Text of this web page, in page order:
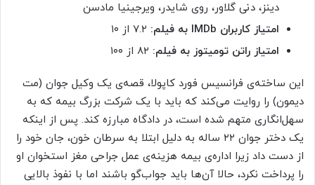
دینز، دنی گلاور، روی شایدر، ویرجینیا مادسن
امتیاز کاربران IMDb به فیلم:
امتیاز راتن تومیتوز به فیلم:
این ساخته‌ی فرانسیس فورد کاپولا، قصه‌ی یک وکیل جوان (مت
دیمون) را روایت می‌کند که باید با یک شرکت بزرگ بیمه که به
سهل‌انگاری متهم شده است، در دادگاه مبارزه کند. پس از اینکه
یک دختر جوان ۲۲ ساله به دلیل ابتلا به سرطان خون، جان خود را
از دست داد زیرا اداره‌ی بیمه هزینه‌ی عمل جراحی مغز استخوان او
را پرداخت نکرد، حالا آن‌ها باید جواب‌گو باشند اما با نفوذ بالایی